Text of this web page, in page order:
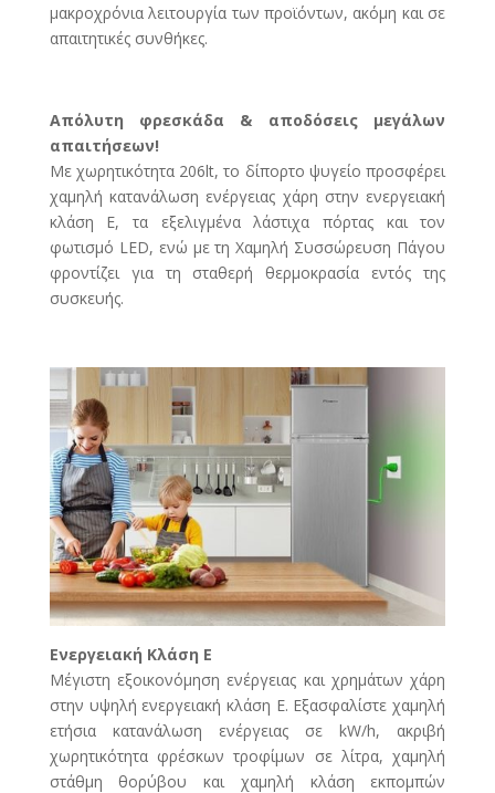
μακροχρόνια λειτουργία των προϊόντων, ακόμη και σε
απαιτητικές συνθήκες.
Απόλυτη φρεσκάδα & αποδόσεις μεγάλων
απαιτήσεων!
Με χωρητικότητα 206lt, το δίπορτο ψυγείο προσφέρει
χαμηλή κατανάλωση ενέργειας χάρη στην ενεργειακή
κλάση E, τα εξελιγμένα λάστιχα πόρτας και τον
φωτισμό LED, ενώ με τη Χαμηλή Συσσώρευση Πάγου
φροντίζει για τη σταθερή θερμοκρασία εντός της
συσκευής.
Ενεργειακή Κλάση E
Μέγιστη εξοικονόμηση ενέργειας και χρημάτων χάρη
στην υψηλή ενεργειακή κλάση Ε. Εξασφαλίστε χαμηλή
ετήσια κατανάλωση ενέργειας σε kW/h, ακριβή
χωρητικότητα φρέσκων τροφίμων σε λίτρα, χαμηλή
στάθμη θορύβου και χαμηλή κλάση εκπομπών